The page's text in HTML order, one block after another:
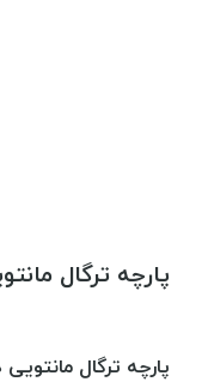
پارچه ترگال
پارچه ترگال